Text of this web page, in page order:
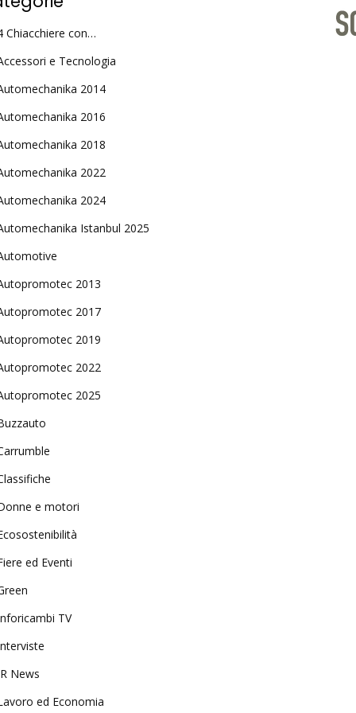
Chiacchiere con…
e Tecnologia
2014
2016
2018
2022
2024
Istanbul 2025
2013
2017
2019
2022
2025
e motori
ed Eventi
TV
News
ed Economia